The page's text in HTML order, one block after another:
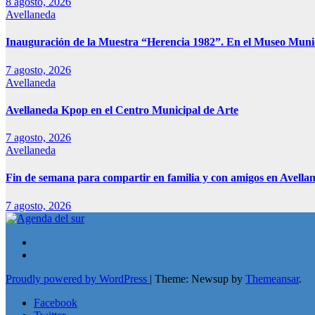
Avellaneda
Inauguración de la Muestra “Herencia 1982”. En el Museo
7 agosto, 2026
Avellaneda
Avellaneda Kpop en el Centro Municipal de Arte
7 agosto, 2026
Avellaneda
Fin de semana para compartir en familia y con amigos en
7 agosto, 2026
Proudly powered by WordPress | Theme: Newsup by Themeansar.
Facebook